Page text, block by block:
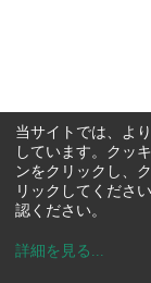
当サイトでは、よ
しています。クッ
ンをクリックし、
リックしてくださ
認ください。
詳細を見る ...